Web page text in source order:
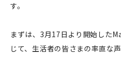
す。
まずは、3月17日より開始した
じて、生活者の皆さまの率直な